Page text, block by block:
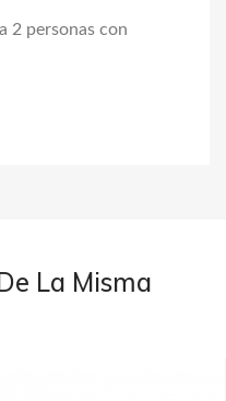
2 personas con
La Misma